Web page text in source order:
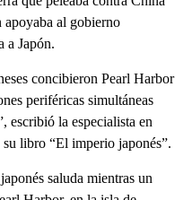
apoyaba al gobierno
a Japón.
concibieron Pearl Harbor
periféricas simultáneas
escribió la especialista en
libro “El imperio japonés”.
saluda mientras un